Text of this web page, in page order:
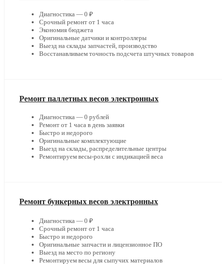
Диагностика — 0 ₽
Срочный ремонт от 1 часа
Экономия бюджета
Оригинальные датчики и контроллеры
Выезд на склады запчастей, производство
Восстанавливаем точность подсчета штучных товаров
Ремонт паллетных весов электронных
Диагностика — 0 рублей
Ремонт от 1 часа в день заявки
Быстро и недорого
Оригинальные комплектующие
Выезд на склады, распределительные центры
Ремонтируем весы-рохли с индикацией веса
Ремонт бункерных весов электронных
Диагностика — 0 ₽
Срочный ремонт от 1 часа
Быстро и недорого
Оригинальные запчасти и лицензионное ПО
Выезд на место по региону
Ремонтируем весы для сыпучих материалов